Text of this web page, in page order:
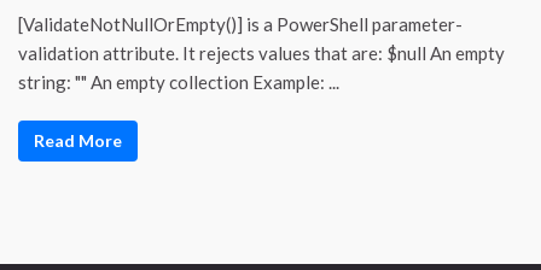
[ValidateNotNullOrEmpty()] is a PowerShell parameter-
validation attribute. It rejects values that are: $null An empty
string: "" An empty collection Example: ...
Read More